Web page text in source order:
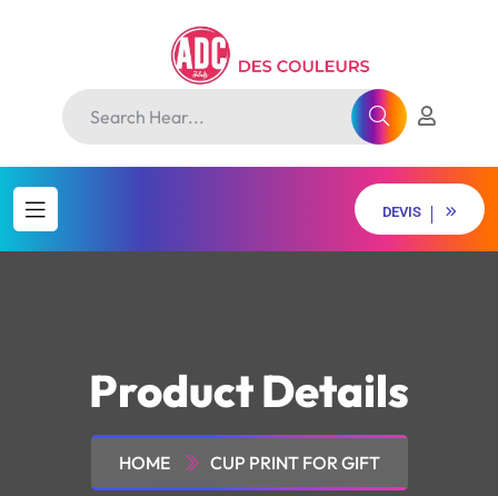
DEVIS
DEVIS
Product Details
HOME CUP PRINT FOR GIFT